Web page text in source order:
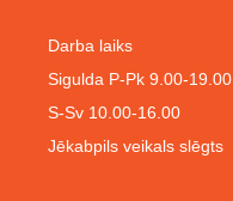
Darba laiks
Sigulda P-Pk 9.00-19.00
S-Sv 10.00-16.00
Jēkabpils veikals slēgts